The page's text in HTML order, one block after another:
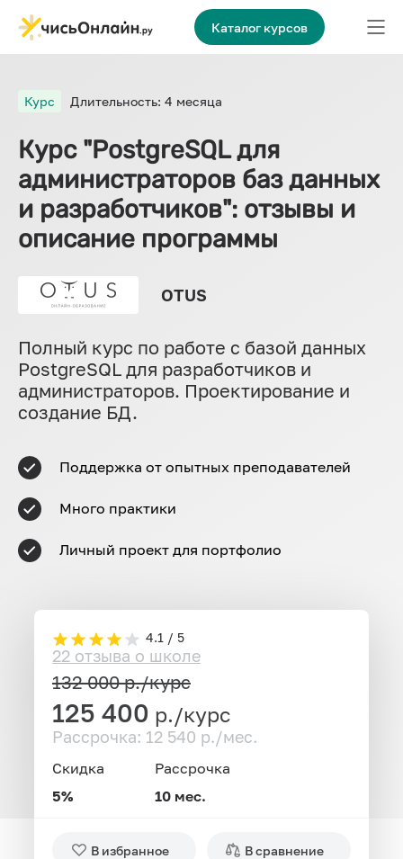
Каталог курсов
Курс Длительность: 4 месяца
Курс "PostgreSQL для
администраторов баз данных
и разработчиков": отзывы и
описание программы
OTUS
Полный курс по работе с базой данных
PostgreSQL для разработчиков и
администраторов. Проектирование и
создание БД.
Поддержка от опытных преподавателей
Много практики
Личный проект для портфолио
4.1 / 5
22 отзыва о школе
132 000р./курс
125 400 р./курс
Рассрочка: 12 540 р./мес.
Скидка
5%
Рассрочка
10 мес.
В избранное В сравнение